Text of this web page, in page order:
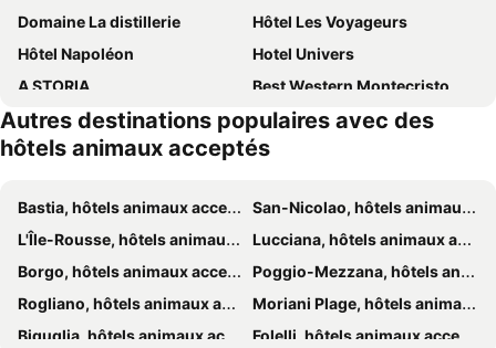
Domaine La distillerie
Hôtel Les Voyageurs
Hôtel Napoléon
Hotel Univers
A STORIA
Best Western Montecristo
Hôtel Posta Vecchia
du Palais
Hôtel Des Gouverneurs
Sud Hôtel Restaurant
Hôtel Sampiero
Les Jardins De Foata
Boutique Hôtel et Restaurant Basgi Basgi
Boutique Hôtel Responsable et Restaurant Basgi Basgi, ouverture mai 2024
Adonis Saint-Florent La Citadelle
Aethos Corsica
La Dimora
Villa ELOFRED
Résidence Fior di Rena
Autres destinations populaires avec des
hôtels animaux acceptés
Bastia, hôtels animaux acceptés
San-Nicolao, hôtels animaux acceptés
L'Île-Rousse, hôtels animaux acceptés
Lucciana, hôtels animaux acceptés
Borgo, hôtels animaux acceptés
Poggio-Mezzana, hôtels animaux acceptés
Rogliano, hôtels animaux acceptés
Moriani Plage, hôtels animaux acceptés
Biguglia, hôtels animaux acceptés
Folelli, hôtels animaux acceptés